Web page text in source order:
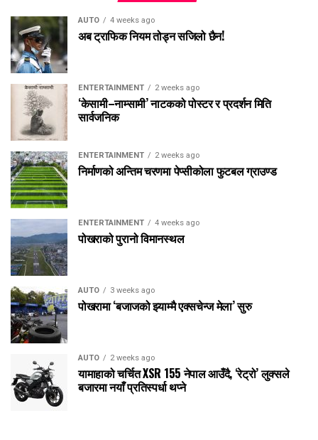
AUTO 4 weeks ago
अब ट्राफिक नियम तोड्न सजिलो छैन!
ENTERTAINMENT 2 weeks ago
‘केसामी–नाम्सामी’ नाटकको पोस्टर र प्रदर्शन मिति
सार्वजनिक
ENTERTAINMENT 2 weeks ago
निर्माणको अन्तिम चरणमा पेप्सीकोला फुटबल ग्राउण्ड
ENTERTAINMENT 4 weeks ago
पोखराको पुरानो विमानस्थल
AUTO 3 weeks ago
पोखरामा ‘बजाजको झ्याम्मै एक्सचेन्ज मेला’ सुरु
AUTO 2 weeks ago
यामाहाको चर्चित XSR 155 नेपाल आउँदै, ‘रेट्रो’ लुक्सले
बजारमा नयाँ प्रतिस्पर्धा थप्ने